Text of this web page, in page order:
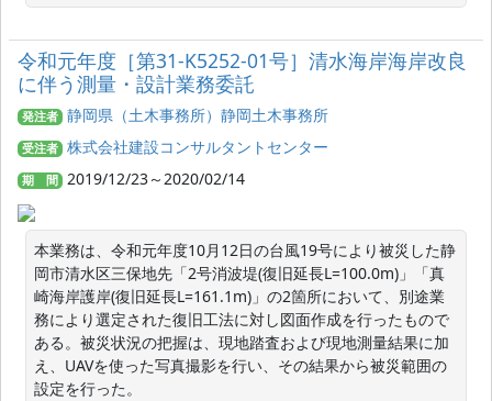
令和元年度［第31-K5252-01号］清水海岸海岸改良
に伴う測量・設計業務委託
発注者 静岡県（土木事務所）静岡土木事務所
受注者 株式会社建設コンサルタントセンター
期 間 2019/12/23～2020/02/14
本業務は、令和元年度10月12日の台風19号により被災した静
岡市清水区三保地先「2号消波堤(復旧延長L=100.0m)」「真
崎海岸護岸(復旧延長L=161.1m)」の2箇所において、別途業
務により選定された復旧工法に対し図面作成を行ったもので
ある。被災状況の把握は、現地踏査および現地測量結果に加
え、UAVを使った写真撮影を行い、その結果から被災範囲の
設定を行った。